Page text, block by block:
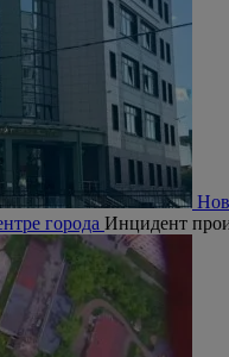
города Инцидент